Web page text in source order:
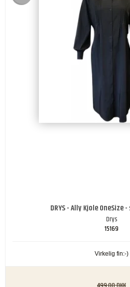
DRYS - Ally Kjole
Drys
15169
Virkelig fin:-)